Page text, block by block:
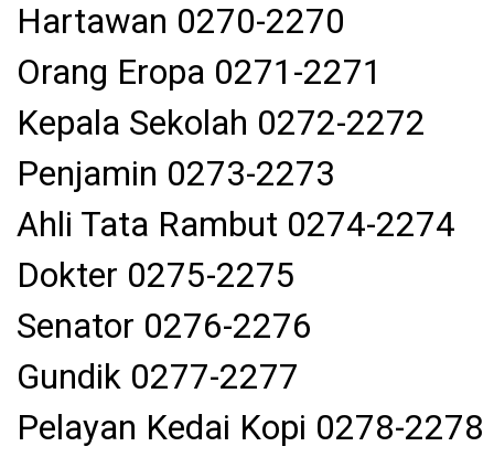
Hartawan 0270-2270
Orang Eropa 0271-2271
Kepala Sekolah 0272-2272
Penjamin 0273-2273
Ahli Tata Rambut 0274-2274
Dokter 0275-2275
Senator 0276-2276
Gundik 0277-2277
Pelayan Kedai Kopi 0278-2278